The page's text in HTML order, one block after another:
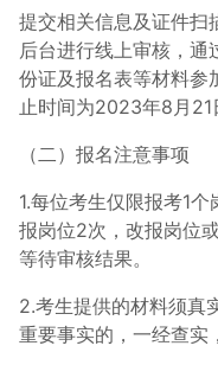
提交相关信息及证件扫
后台进行线上审核，通
份证及报名表等材料参
止时间为2023年8月21
（二）报名注意事项
1.每位考生仅限报考1
报岗位2次，改报岗位
等待审核结果。
2.考生提供的材料须真
重要事实的，一经查实